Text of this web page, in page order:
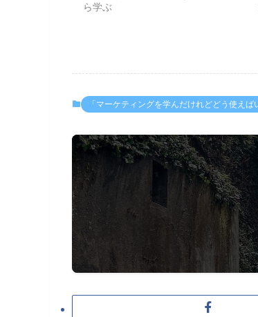
ら学ぶ
「マーケティングを学んだけれどどう使え